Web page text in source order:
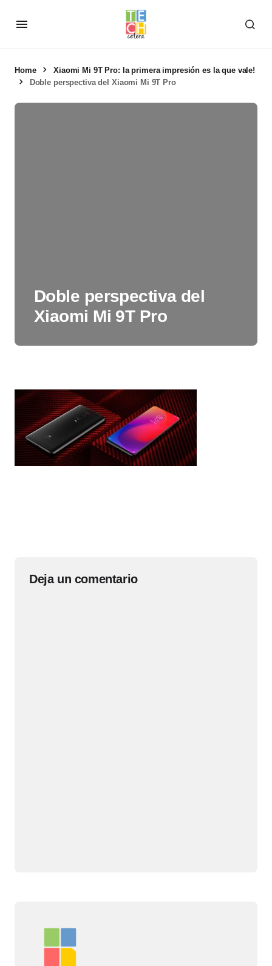
Home
Xiaomi Mi 9T Pro: la primera impresión es la que vale!
Doble perspectiva del Xiaomi Mi 9T Pro
Doble perspectiva del
Xiaomi Mi 9T Pro
Deja un comentario